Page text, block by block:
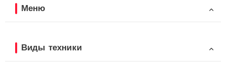
Меню
Виды техники